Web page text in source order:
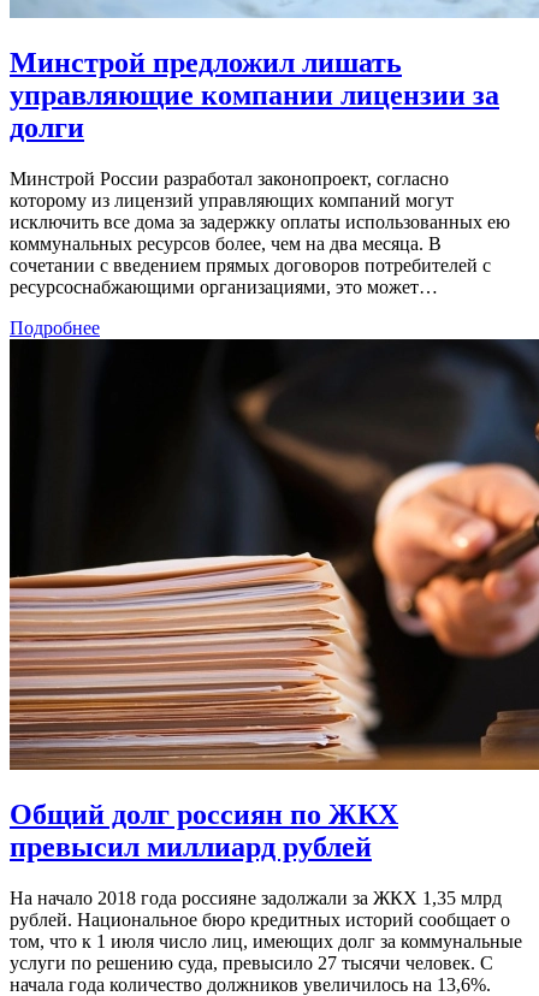
Минстрой предложил лишать
управляющие компании лицензии за
долги
Минстрой России разработал законопроект, согласно
которому из лицензий управляющих компаний могут
исключить все дома за задержку оплаты использованных ею
коммунальных ресурсов более, чем на два месяца. В
сочетании с введением прямых договоров потребителей с
ресурсоснабжающими организациями, это может…
Подробнее
Общий долг россиян по ЖКХ
превысил миллиард рублей
На начало 2018 года россияне задолжали за ЖКХ 1,35 млрд
рублей. Национальное бюро кредитных историй сообщает о
том, что к 1 июля число лиц, имеющих долг за коммунальные
услуги по решению суда, превысило 27 тысячи человек. С
начала года количество должников увеличилось на 13,6%.